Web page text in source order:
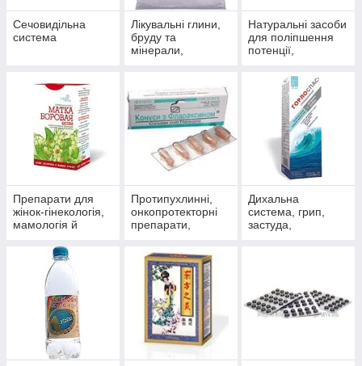
Сечовидільна
система
Лікувальні глини,
бруду та
мінерали,
концентрати для
прийняття ванн.
Натуральні засоби
для поліпшення
потенції,
чоловічого
здоров'я
Препарати для
жінок-гінекологія,
мамологія й
Протипухлинні,
онкопротекторні
препарати,
Дихальна
система, грип,
застуда,